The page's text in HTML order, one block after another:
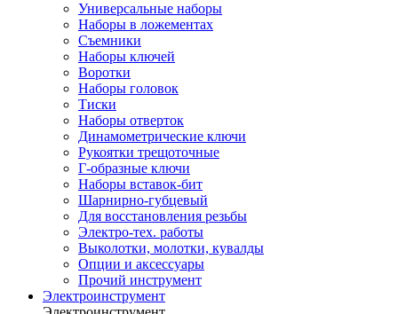
Универсальные наборы
Наборы в ложементах
Съемники
Наборы ключей
Воротки
Наборы головок
Тиски
Наборы отверток
Динамометрические ключи
Рукоятки трещоточные
Г-образные ключи
Наборы вставок-бит
Шарнирно-губцевый
Для восстановления резьбы
Электро-тех. работы
Выколотки, молотки, кувалды
Опции и аксессуары
Прочий инструмент
Электроинструмент